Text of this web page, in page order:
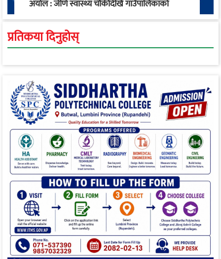
अर्याल : जीर्ण स्वास्थ्य चौकीदेखि गाउँपालिकाको
स्वास्थ्य रूपान्तरण सम्म
प्रतिकया दिनुहोस्